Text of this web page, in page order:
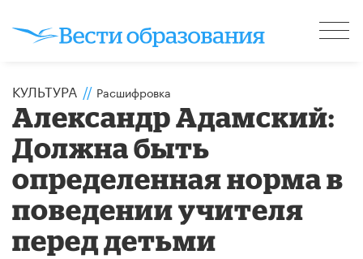
КУЛЬТУРА // Расшифровка
​Александр Адамский:
Должна быть
определенная норма в
поведении учителя
перед детьми